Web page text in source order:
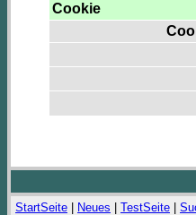
Cookie
StartSeite Neues TestSeite